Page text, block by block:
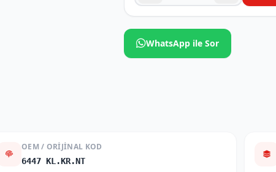
WhatsApp ile Sor
OEM / ORIJINAL KOD
6447 KL.KR.NT